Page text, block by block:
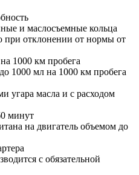
и маслосъемные кольца
при отклонении от нормы от
1000 км пробега
1000 мл на 1000 км пробега
угара масла и с расходом
минут
на двигатель объемом до
с обязательной